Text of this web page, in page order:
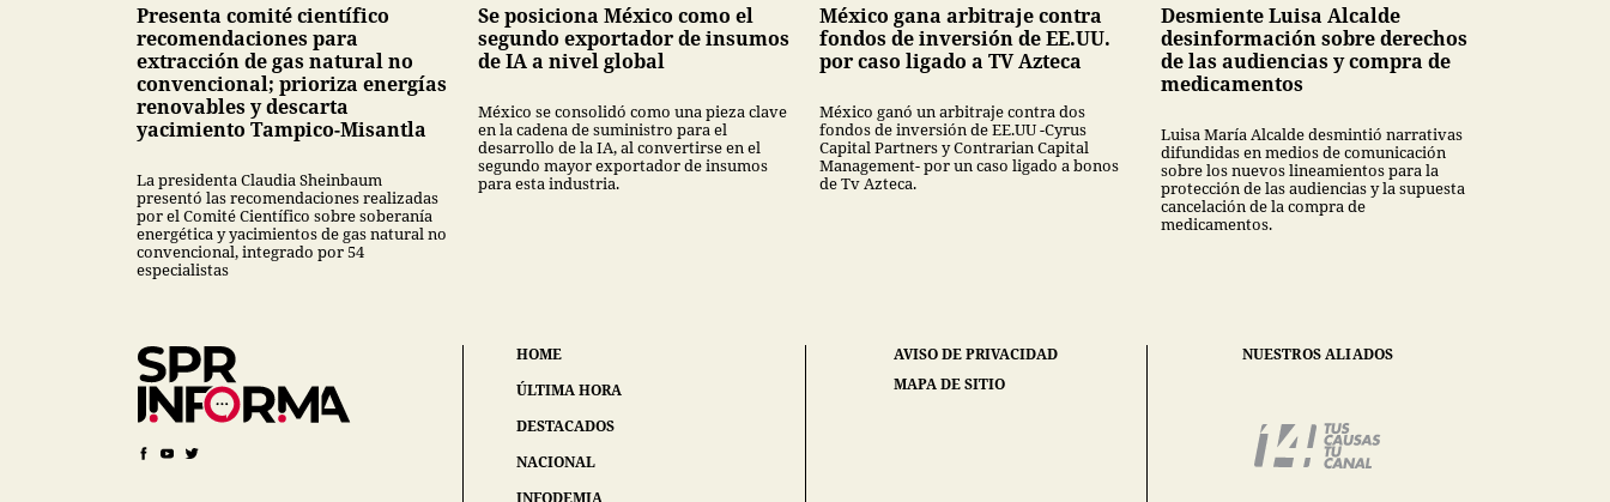
Presenta comité científico
recomendaciones para
extracción de gas natural no
convencional; prioriza energías
renovables y descarta
yacimiento Tampico-Misantla
La presidenta Claudia Sheinbaum
presentó las recomendaciones realizadas
por el Comité Científico sobre soberanía
energética y yacimientos de gas natural no
convencional, integrado por 54
especialistas
Se posiciona México como el
segundo exportador de insumos
de IA a nivel global
México se consolidó como una pieza clave
en la cadena de suministro para el
desarrollo de la IA, al convertirse en el
segundo mayor exportador de insumos
para esta industria.
México gana arbitraje contra
fondos de inversión de EE.UU.
por caso ligado a TV Azteca
México ganó un arbitraje contra dos
fondos de inversión de EE.UU -Cyrus
Capital Partners y Contrarian Capital
Management- por un caso ligado a bonos
de Tv Azteca.
Desmiente Luisa Alcalde
desinformación sobre derechos
de las audiencias y compra de
medicamentos
Luisa María Alcalde desmintió narrativas
difundidas en medios de comunicación
sobre los nuevos lineamientos para la
protección de las audiencias y la supuesta
cancelación de la compra de
medicamentos.
HOME
ÚLTIMA HORA
DESTACADOS
NACIONAL
INFODEMIA
AVISO DE PRIVACIDAD
MAPA DE SITIO
NUESTROS ALIADOS